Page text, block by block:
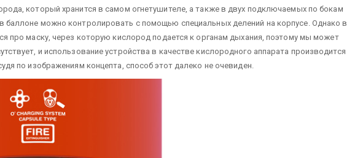
который хранится в самом огнетушителе, а также в двух подключаемых по бокам
баллоне можно контролировать с помощью специальных делений на корпусе. Однако в
про маску, через которую кислород подается к органам дыхания, поэтому мы может
и использование устройства в качестве кислородного аппарата производится
по изображениям концепта, способ этот далеко не очевиден.